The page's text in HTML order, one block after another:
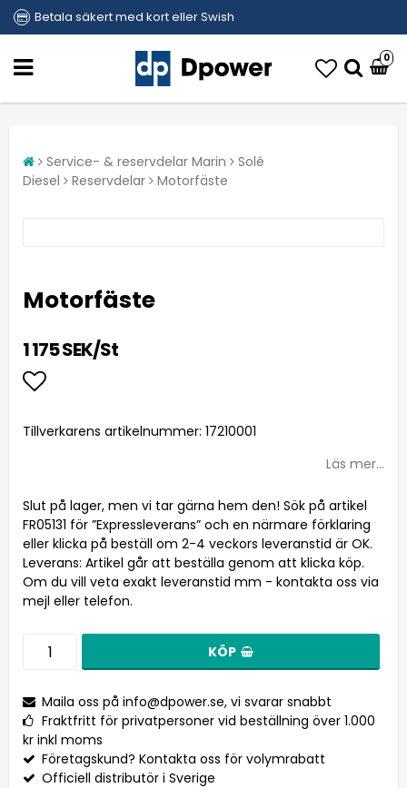
Betala säkert med kort eller Swish
0
Service- & reservdelar Marin
Solé
Diesel
Reservdelar Motorfäste
Motorfäste
1 175 SEK/St
Lägg till i favoritlistan
Tillverkarens artikelnummer: 17210001
Läs mer...
Slut på lager, men vi tar gärna hem den! Sök på artikel
FR05131 för ”Expressleverans” och en närmare förklaring
eller klicka på beställ om 2-4 veckors leveranstid är OK.
Leverans: Artikel går att beställa genom att klicka köp.
Om du vill veta exakt leveranstid mm - kontakta oss via
mejl eller telefon.
KÖP
Maila oss på info@dpower.se, vi svarar snabbt
Fraktfritt för privatpersoner vid beställning över 1.000
kr inkl moms
Företagskund? Kontakta oss för volymrabatt
Officiell distributör i Sverige